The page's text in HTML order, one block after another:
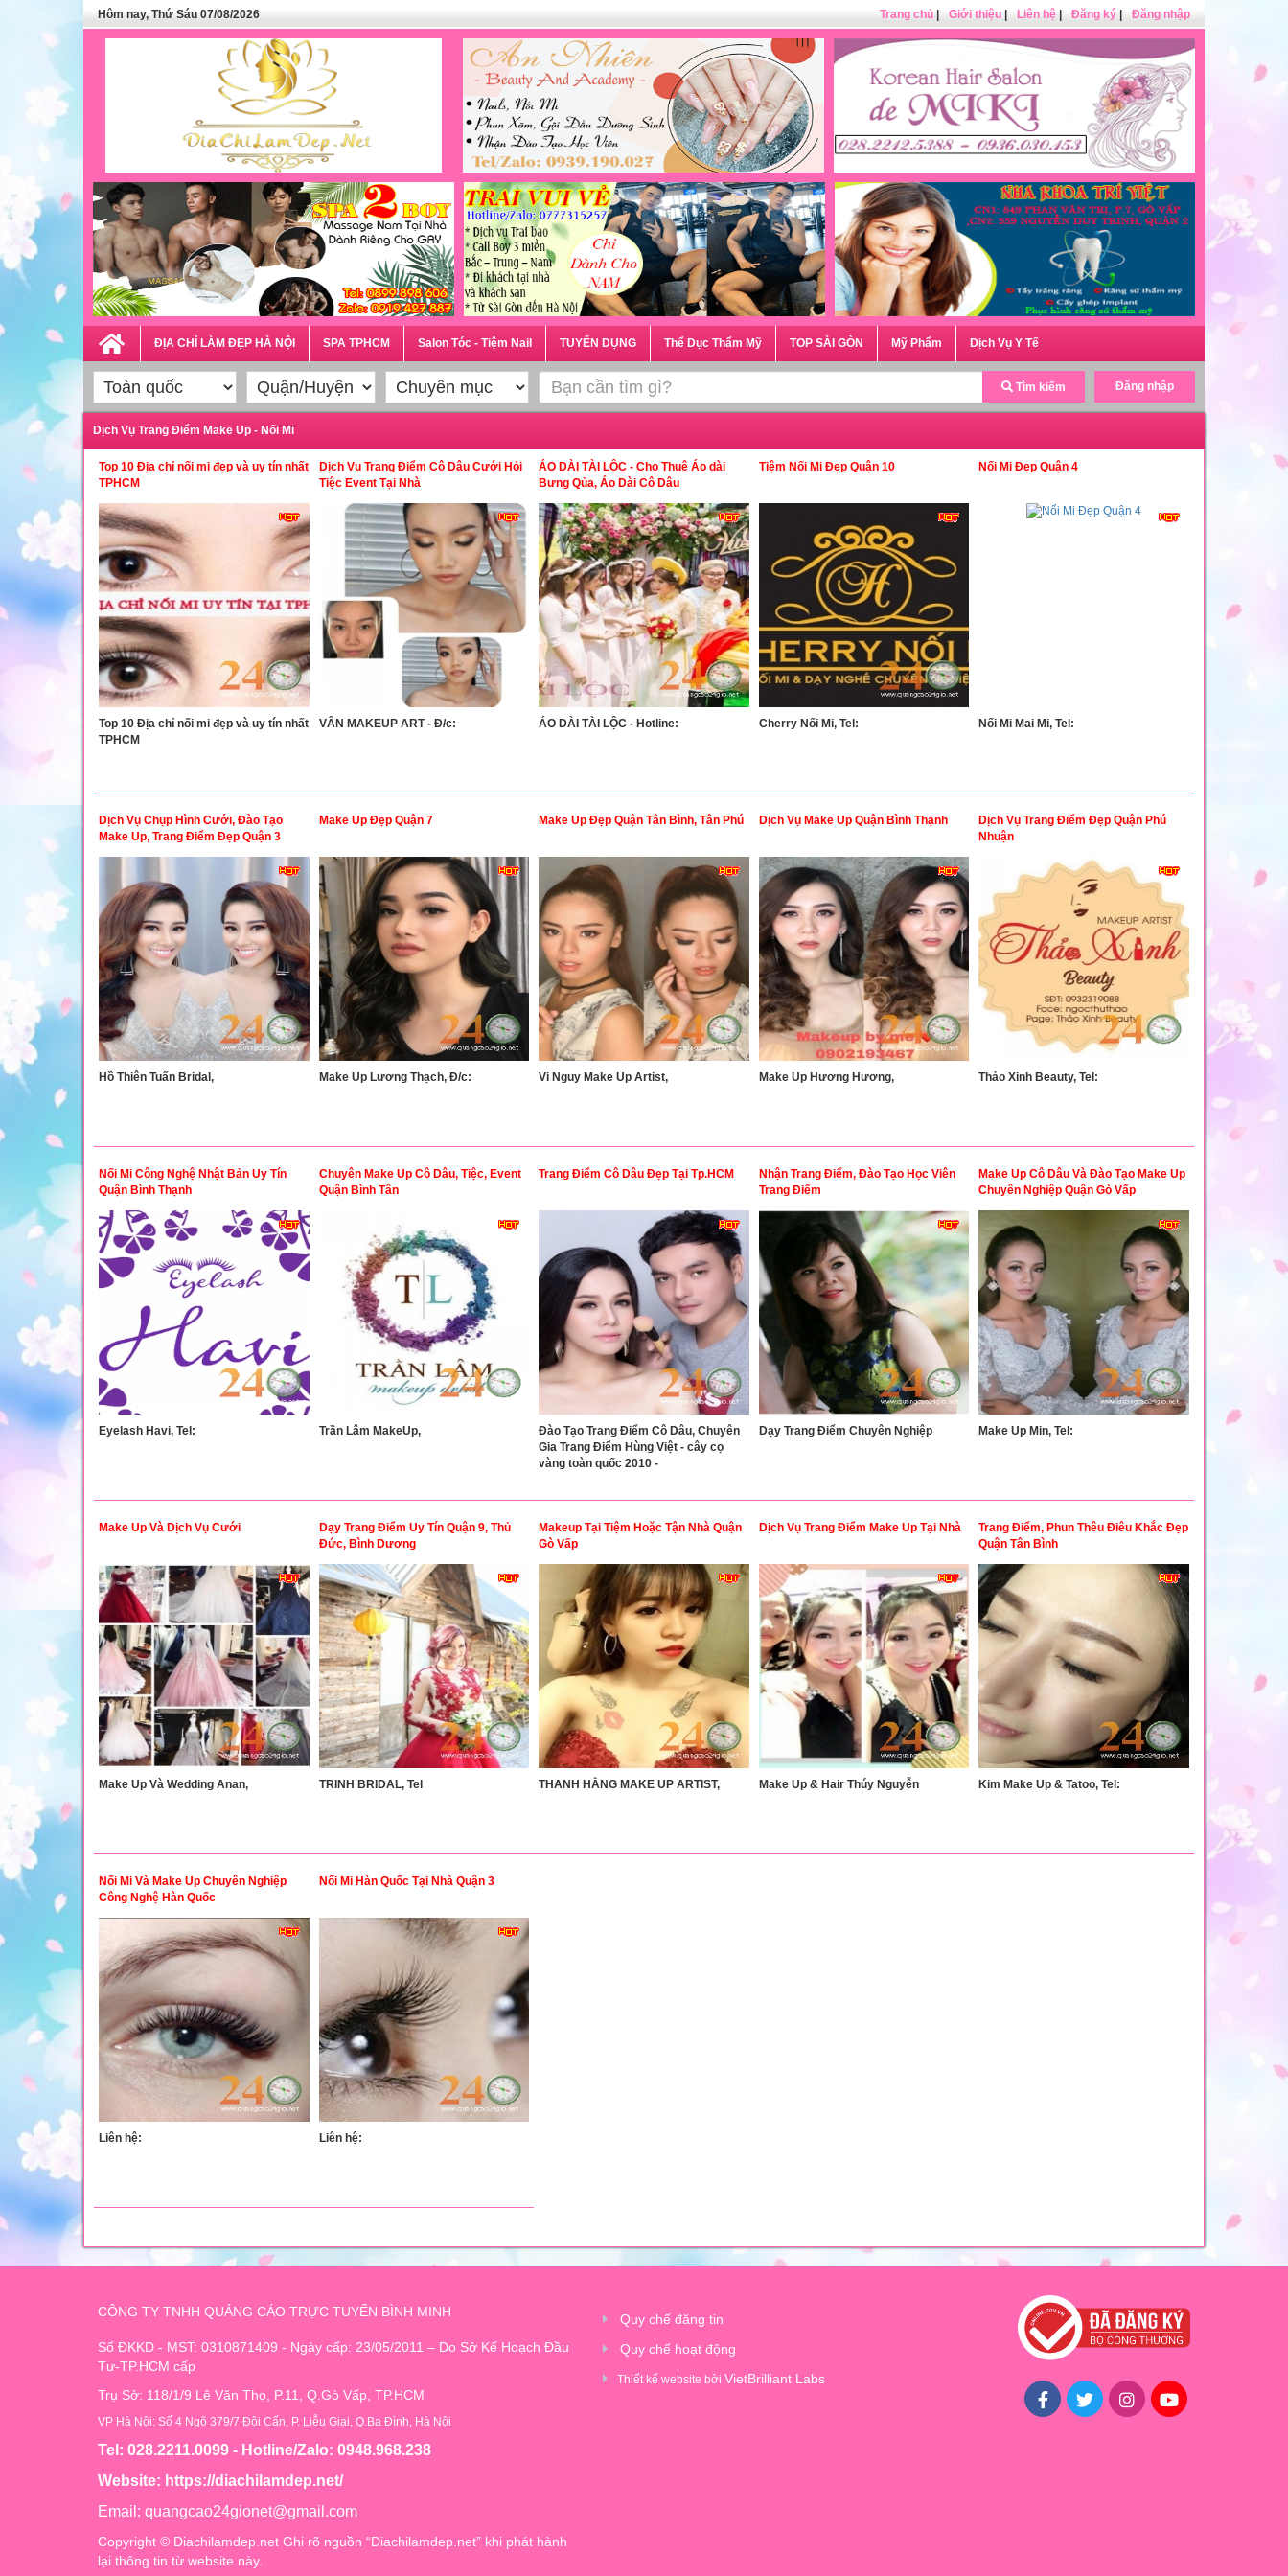
Hôm nay, Thứ Sáu 07/08/2026 Trang chủ Giới thiệu Liên hệ Đăng ký Đăng nhập
ĐỊA CHỈ LÀM ĐẸP HÀ NỘI SPA TPHCM Salon Tóc - Tiệm Nail TUYỂN DỤNG Thể Dục Thẩm Mỹ TOP SÀI GÒN Mỹ Phẩm Dịch Vụ Y Tế
Tìm kiếm Đăng nhập
Dịch Vụ Trang Điểm Make Up - Nối Mi
Top 10 Địa chỉ nối mi đẹp và uy tín nhất
TPHCM
Top 10 Địa chỉ nối mi đẹp và uy tín nhất
TPHCM
Dịch Vụ Trang Điểm Cô Dâu Cưới Hỏi
Tiệc Event Tại Nhà
VÂN MAKEUP ART - Đ/c:
ÁO DÀI TÀI LỘC - Cho Thuê Áo dài
Bưng Qủa, Áo Dài Cô Dâu
ÁO DÀI TÀI LỘC - Hotline:
Tiệm Nối Mi Đẹp Quận 10
Cherry Nối Mi, Tel:
Nối Mi Đẹp Quận 4
Nối Mi Mai Mi, Tel:
Dịch Vụ Chụp Hình Cưới, Đào Tạo
Make Up, Trang Điểm Đẹp Quận 3
Hồ Thiên Tuấn Bridal,
Make Up Đẹp Quận 7
Make Up Lương Thạch, Đ/c:
Make Up Đẹp Quận Tân Bình, Tân Phú
Vi Nguy Make Up Artist,
Dịch Vụ Make Up Quận Bình Thạnh
Make Up Hương Hương,
Dịch Vụ Trang Điểm Đẹp Quận Phú
Nhuận
Thảo Xinh Beauty, Tel:
Nối Mi Công Nghệ Nhật Bản Uy Tín
Quận Bình Thạnh
Eyelash Havi, Tel:
Chuyên Make Up Cô Dâu, Tiệc, Event
Quận Bình Tân
Trần Lâm MakeUp,
Trang Điểm Cô Dâu Đẹp Tại Tp.HCM
Đào Tạo Trang Điểm Cô Dâu, Chuyên
Gia Trang Điểm Hùng Việt - cây cọ
vàng toàn quốc 2010 -
Nhận Trang Điểm, Đào Tạo Học Viên
Trang Điểm
Dạy Trang Điểm Chuyên Nghiệp
Make Up Cô Dâu Và Đào Tạo Make Up
Chuyên Nghiệp Quận Gò Vấp
Make Up Min, Tel:
Make Up Và Dịch Vụ Cưới
Make Up Và Wedding Anan,
Dạy Trang Điểm Uy Tín Quận 9, Thủ
Đức, Bình Dương
TRINH BRIDAL, Tel
Makeup Tại Tiệm Hoặc Tận Nhà Quận
Gò Vấp
THANH HẰNG MAKE UP ARTIST,
Dịch Vụ Trang Điểm Make Up Tại Nhà
Make Up & Hair Thúy Nguyễn
Trang Điểm, Phun Thêu Điêu Khắc Đẹp
Quận Tân Bình
Kim Make Up & Tatoo, Tel:
Nối Mi Và Make Up Chuyên Nghiệp
Công Nghệ Hàn Quốc
Liên hệ:
Nối Mi Hàn Quốc Tại Nhà Quận 3
Liên hệ:
CÔNG TY TNHH QUẢNG CÁO TRỰC TUYẾN BÌNH MINH
Số ĐKKD - MST: 0310871409 - Ngày cấp: 23/05/2011 – Do Sở Kế Hoạch Đầu
Tư-TP.HCM cấp
Trụ Sở: 118/1/9 Lê Văn Thọ, P.11, Q.Gò Vấp, TP.HCM
VP Hà Nội: Số 4 Ngõ 379/7 Đội Cấn, P. Liễu Giai, Q.Ba Đình, Hà Nội
Tel: 028.2211.0099 - Hotline/Zalo: 0948.968.238
Website: https://diachilamdep.net/
Email: quangcao24gionet@gmail.com
Copyright © Diachilamdep.net Ghi rõ nguồn “Diachilamdep.net” khi phát hành
lại thông tin từ website này.
Quy chế đăng tin
Quy chế hoạt động
Thiết kế website bởi VietBrilliant Labs